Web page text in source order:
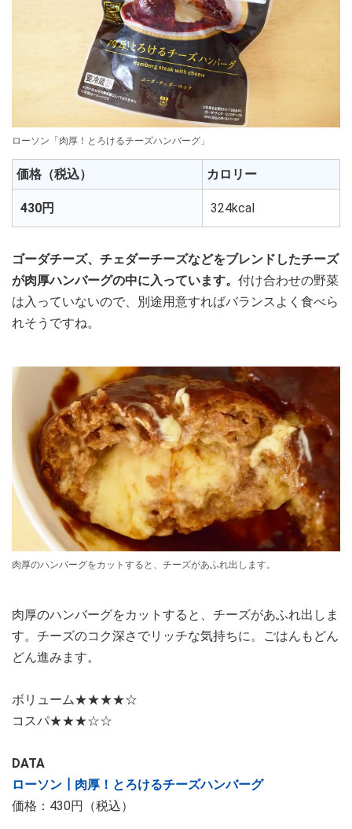
ローソン「肉厚！とろけるチーズハンバーグ」
価格（税込） カロリー
430円 324kcal
ゴーダチーズ、チェダーチーズなどをブレンドしたチーズ
が肉厚ハンバーグの中に入っています。 付け合わせの野菜
は入っていないので、別途用意すればバランスよく食べら
れそうですね。
肉厚のハンバーグをカットすると、チーズがあふれ出します。
肉厚のハンバーグをカットすると、チーズがあふれ出しま
す。チーズのコク深さでリッチな気持ちに。ごはんもどん
どん進みます。
ボリューム★★★★☆
コスパ★★★☆☆
DATA
ローソン┃肉厚！とろけるチーズハンバーグ
価格：430円（税込）